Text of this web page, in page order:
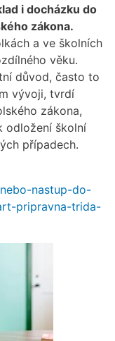
i docházku do
zákona.
a ve školních
věku.
důvod, často to
vývoji, tvrdí
zákona,
odložení školní
případech.
nastup-do-
pripravna-trida-